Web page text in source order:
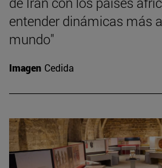
entender dinámicas más
mundo"
Imagen Cedida